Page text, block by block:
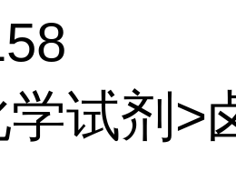
试剂>